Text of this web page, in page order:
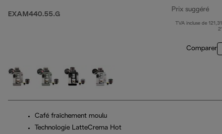
EXAM440.55.G
Prix suggéré
TVA incluse de
Comparer
Café fraîchement moulu
Technologie LatteCrema Hot